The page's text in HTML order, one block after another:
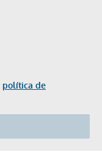
política de